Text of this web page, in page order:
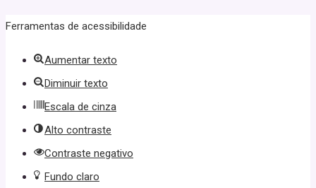
Ferramentas de acessibilidade
Aumentar texto
Diminuir texto
Escala de cinza
Alto contraste
Contraste negativo
Fundo claro